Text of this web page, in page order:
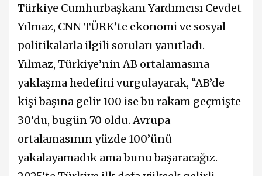
Türkiye Cumhurbaşkanı Yardımcısı Cevdet
Yılmaz, CNN TÜRK’te ekonomi ve sosyal
politikalarla ilgili soruları yanıtladı.
Yılmaz, Türkiye’nin AB ortalamasına
yaklaşma hedefini vurgulayarak, “AB’de
kişi başına gelir 100 ise bu rakam geçmişte
30’du, bugün 70 oldu. Avrupa
ortalamasının yüzde 100’ünü
yakalayamadık ama bunu başaracağız.